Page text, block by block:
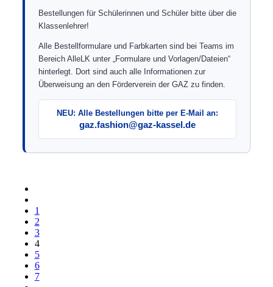
Bestellungen für Schülerinnen und Schüler bitte über die
Klassenlehrer!
Alle Bestellformulare und Farbkarten sind bei Teams im
Bereich AlleLK unter „Formulare und Vorlagen/Dateien“
hinterlegt. Dort sind auch alle Informationen zur
Überweisung an den Förderverein der GAZ zu finden.
NEU: Alle Bestellungen bitte per E-Mail an:
gaz.fashion@gaz-kassel.de
1
2
3
4
5
6
7